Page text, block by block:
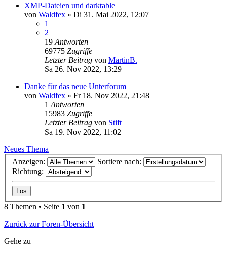
XMP-Dateien und darktable
von Waldfex » Di 31. Mai 2022, 12:07
1
2
19 Antworten
69775 Zugriffe
Letzter Beitrag von MartinB.
Sa 26. Nov 2022, 13:29
Danke für das neue Unterforum
von Waldfex » Fr 18. Nov 2022, 21:48
1 Antworten
15983 Zugriffe
Letzter Beitrag von Stift
Sa 19. Nov 2022, 11:02
Neues Thema
Anzeigen:
Sortiere nach:
Richtung:
8 Themen • Seite 1 von 1
Zurück zur Foren-Übersicht
Gehe zu